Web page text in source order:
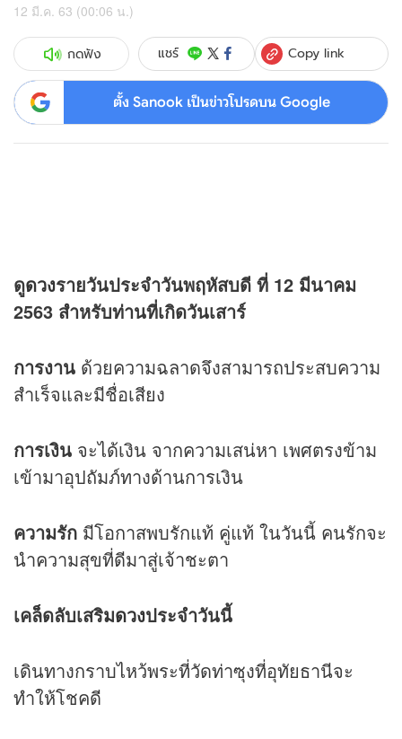
12 มี.ค. 63 (00:06 น.)
กดฟัง แชร์ Copy link
ตั้ง Sanook เป็นข่าวโปรดบน Google
ดูดวงรายวันประจำวันพฤหัสบดี ที่ 12 มีนาคม
2563 สำหรับท่านที่เกิดวันเสาร์
การงาน ด้วยความฉลาดจึงสามารถประสบความ
สำเร็จและมีชื่อเสียง
การเงิน จะได้เงิน จากความเสน่หา เพศตรงข้าม
เข้ามาอุปถัมภ์ทางด้านการเงิน
ความรัก มีโอกาสพบรักแท้ คู่แท้ ในวันนี้ คนรักจะ
นำความสุขที่ดีมาสู่เจ้าชะตา
เคล็ดลับเสริมดวงประจำวันนี้
เดินทางกราบไหว้พระที่วัดท่าซุงที่อุทัยธานีจะ
ทำให้โชคดี